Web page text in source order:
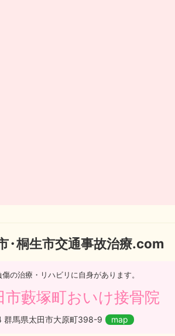
・桐生市交通事故治療.com
の治療・リハビリに自身があります。
市藪塚町おいけ接骨院
馬県太田市大原町398-9 map